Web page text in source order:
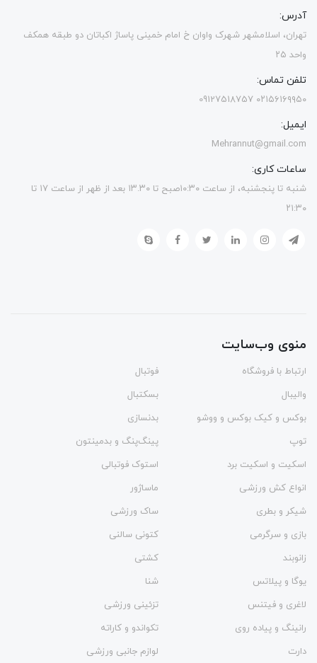
آدرس:
تهران، اسلامشهر شهرک واوان خ امام خمینی پاساژ اکباتان دو طبقه همکف
واحد ۲۵
تلفن تماس:
۰۲۱۵۶۱۶۹۹۵۰ 09127518757
ایمیل:
Mehrannut@gmail.com
ساعات کاری:
شنبه تا پنجشنبه، از ساعت ۱۰:۳۰صبح تا ۱۳.۳۰ بعد از ظهر از ساعت ۱۷ تا
۲۱:۳۰
منوی وب‌سایت
ارتباط با فروشگاه
فوتبال
والیبال
بسکتبال
بوکس و کیک بوکس و ووشو
بدنسازی
توپ
پینگ‌پنگ و بدمينتون
اسکیت و اسکیت برد
استوک فوتبالی
انواع کش ورزشی
ماساژور
شیکر و بطری
ساک ورزشی
بازی و سرگرمی
کتونی سالنی
زانوبند
کشتی
یوگا و پیلاتس
شنا
لاغری و فیتنس
تزئینی ورزشی
رانینگ و پیاده روی
تکواندو و کاراته
دارت
لوازم جانبی ورزشی